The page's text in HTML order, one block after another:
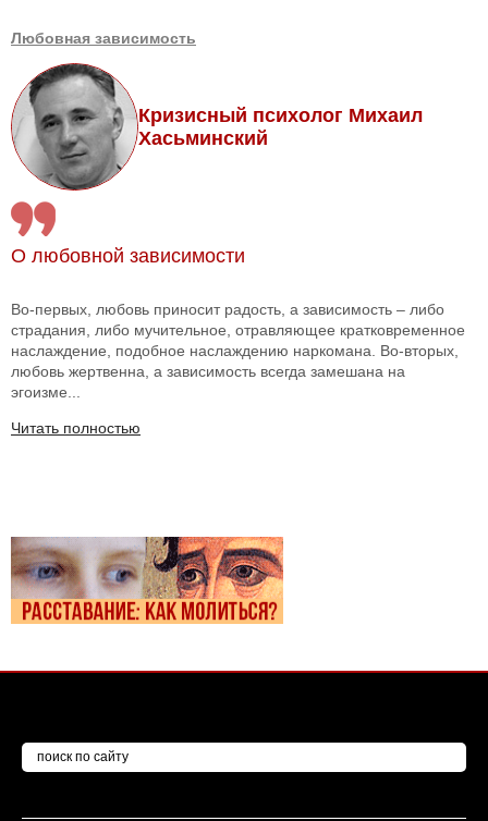
Любовная зависимость
Кризисный психолог Михаил
Хасьминский
О любовной зависимости
Во-первых, любовь приносит радость, а зависимость – либо
страдания, либо мучительное, отравляющее кратковременное
наслаждение, подобное наслаждению наркомана. Во-вторых,
любовь жертвенна, а зависимость всегда замешана на
эгоизме...
Читать полностью